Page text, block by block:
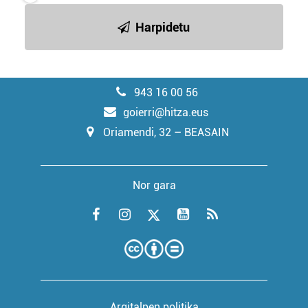
Harpidetu
943 16 00 56
goierri@hitza.eus
Oriamendi, 32 – BEASAIN
Nor gara